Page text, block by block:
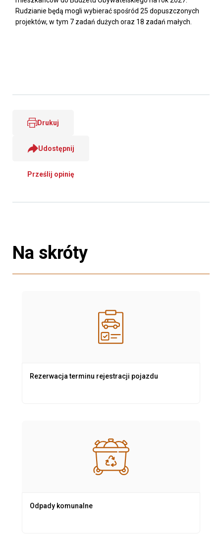
Rudzianie będą mogli wybierać spośród 25 dopuszczonych
projektów, w tym 7 zadań dużych oraz 18 zadań małych.
Drukuj
Udostępnij
Prześlij opinię
Na skróty
Rezerwacja terminu rejestracji pojazdu
Odpady komunalne